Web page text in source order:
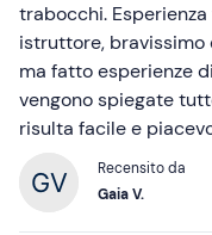
trabocchi.
istruttore, bravissimo
ma fatto esperienze
vengono spiegate
risulta facile e
Recensito da
Gaia V.